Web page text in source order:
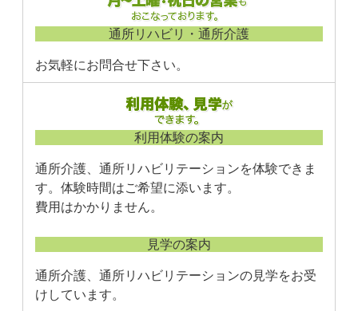
通所リハビリ・通所介護
お気軽にお問合せ下さい。
利用体験の案内
通所介護、通所リハビリテーションを体験できま
す。体験時間はご希望に添います。
費用はかかりません。
見学の案内
通所介護、通所リハビリテーションの見学をお受
けしています。